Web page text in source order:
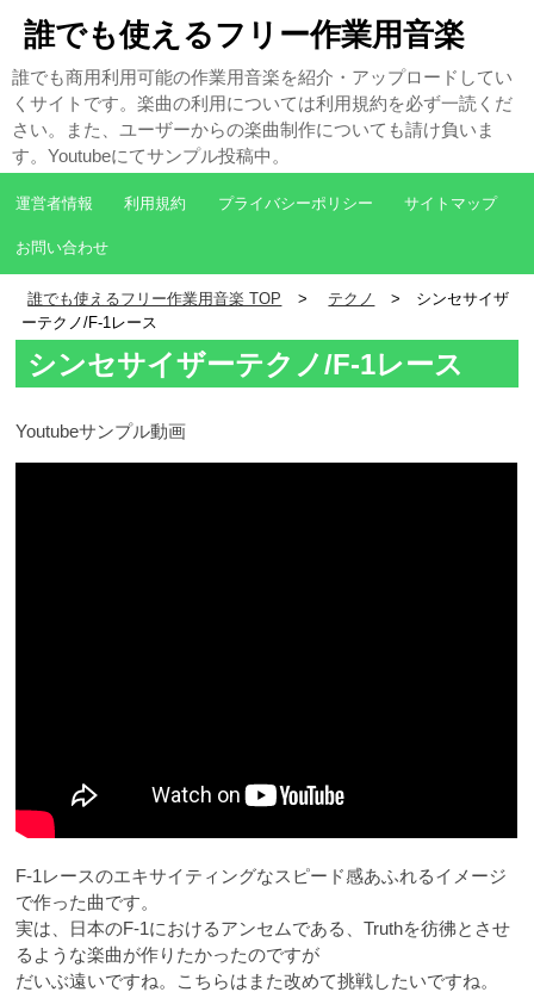
誰でも使えるフリー作業用音楽
誰でも商用利用可能の作業用音楽を紹介・アップロードしてい
くサイトです。楽曲の利用については利用規約を必ず一読くだ
さい。また、ユーザーからの楽曲制作についても請け負いま
す。Youtubeにてサンプル投稿中。
運営者情報 利用規約 プライバシーポリシー サイトマップ
お問い合わせ
誰でも使えるフリー作業用音楽 TOP テクノ
シンセサイザ
ーテクノ/F-1レース
シンセサイザーテクノ/F-1レース
Youtubeサンプル動画
F-1レースのエキサイティングなスピード感あふれるイメージ
で作った曲です。
実は、日本のF-1におけるアンセムである、Truthを彷彿とさせ
るような楽曲が作りたかったのですが
だいぶ遠いですね。こちらはまた改めて挑戦したいですね。